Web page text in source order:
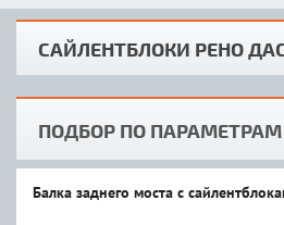
САЙЛЕНТБЛОКИ РЕНО
ПОДБОР ПО ПАРАМЕТРАМ
Балка заднего моста с